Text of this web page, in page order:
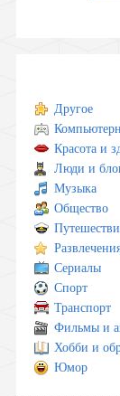
Другое
Красота и
Люди и
Музыка
Общество
Сериалы
Спорт
Транспорт
Фильмы и
Хобби и
Юмор